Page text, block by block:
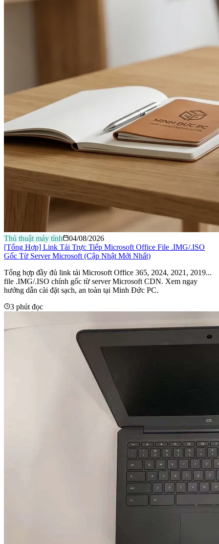
Thủ thuật máy tính
04/08/2026
[Tổng Hợp] Link Tải Trực Tiếp Microsoft Office File .IMG/.ISO
Gốc Từ Server Microsoft (Cập Nhật Mới Nhất)
Tổng hợp đầy đủ link tải Microsoft Office 365, 2024, 2021, 2019...
file .IMG/.ISO chính gốc từ server Microsoft CDN. Xem ngay
hướng dẫn cài đặt sạch, an toàn tại Minh Đức PC.
3 phút đọc